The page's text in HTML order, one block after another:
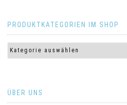
PRODUKTKATEGORIEN IM SHOP
ÜBER UNS